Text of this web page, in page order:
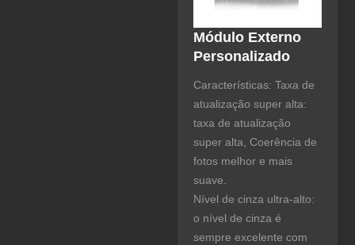
Módulo Externo
Personalizado
Características: Taxa de
atualização super alta:
taxa de atualização
super alta, Coerência de
fotos melhor e mais
suave.
Nível de cinza ultra-alto:
o nível de cinza é
sempre excelente com